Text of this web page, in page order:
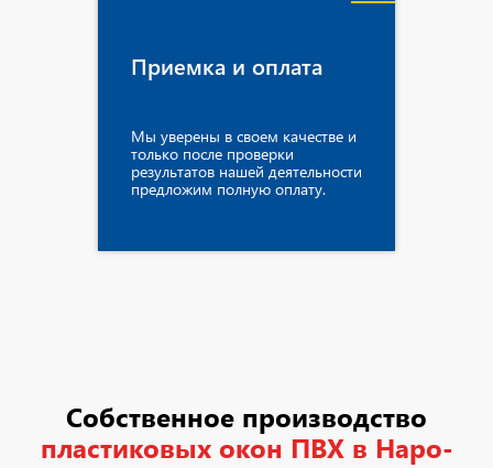
Приемка и оплата
Мы уверены в своем качестве и
только после проверки
результатов нашей деятельности
предложим полную оплату.
Собственное производство
пластиковых окон ПВХ в Наро-